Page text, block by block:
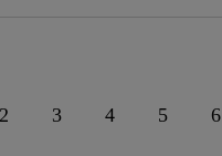
2 3 4 5 6